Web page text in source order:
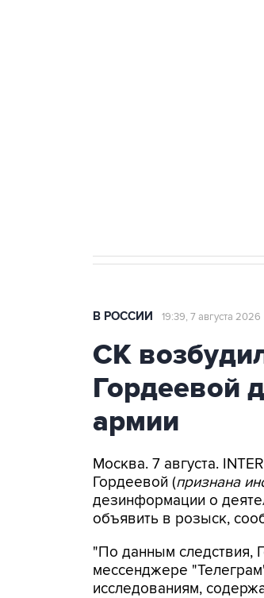
В РОССИИ 19:39, 7 августа 2026
СК
Гордеевой
армии
Москва. 7 августа.
Гордеевой (признана
дезинформации о
объявить в розыск,
"По данным следствия,
мессенджере
исследованиям,